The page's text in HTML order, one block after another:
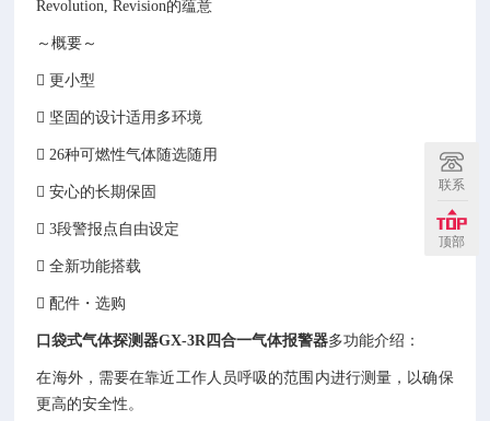
Revolution, Revision的蕴意
～概要～
 更小型
 坚固的设计适用多环境
 26种可燃性气体随选随用
 安心的长期保固
 3段警报点自由设定
 全新功能搭载
 配件・选购
口袋式气体探测器GX-3R四合一气体报警器多功能介绍：
在海外，需要在靠近工作人员呼吸的范围内进行测量，以确保
更高的安全性。
联系
顶部